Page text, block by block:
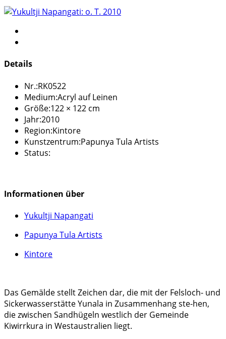
Details
Nr.:RK0522
Medium:Acryl auf Leinen
Größe:122 × 122 cm
Jahr:2010
Region:Kintore
Kunstzentrum:Papunya Tula Artists
Status:
Informationen über
Yukultji Napangati
Papunya Tula Artists
Kintore
Das Gemälde stellt Zeichen dar, die mit der Felsloch- und
Sickerwasserstätte Yunala in Zusammenhang ste-hen,
die zwischen Sandhügeln westlich der Gemeinde
Kiwirrkura in Westaustralien liegt.